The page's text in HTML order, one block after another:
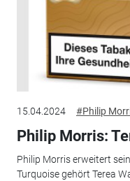
15.04.2024 #Philip
Philip Morris:
Philip Morris erweitert
Turquoise gehört Terea